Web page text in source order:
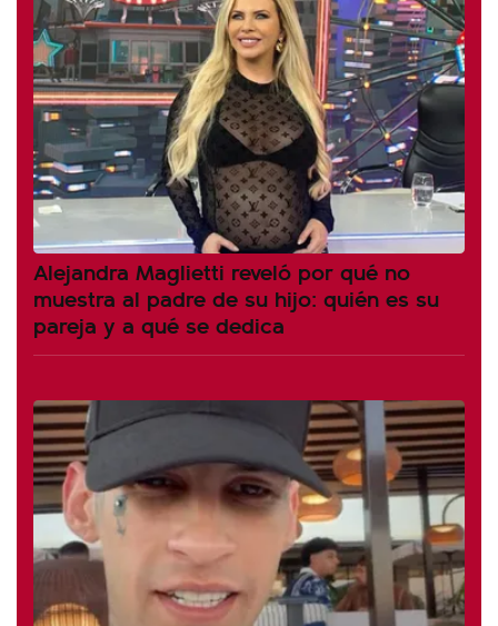
Alejandra Maglietti reveló por qué no
muestra al padre de su hijo: quién es su
pareja y a qué se dedica